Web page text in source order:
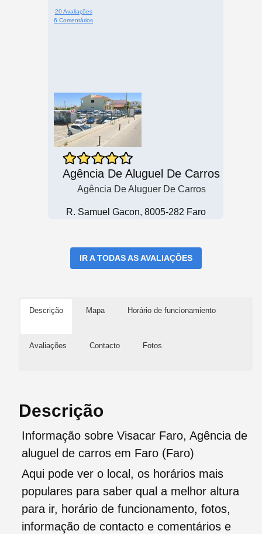
20 Avaliações
6 Comentários
Agência De Aluguel De Carros
Agência De Aluguer De Carros
R. Samuel Gacon, 8005-282 Faro
IR A TODAS AS AVALIAÇÕES
Descrição Mapa Horário de funcionamiento
Avaliações Contacto Fotos
Descrição
Informação sobre Visacar Faro, Agência de
aluguel de carros em Faro (Faro)
Aqui pode ver o local, os horários mais
populares para saber qual a melhor altura
para ir, horário de funcionamento, fotos,
informação de contacto e comentários e